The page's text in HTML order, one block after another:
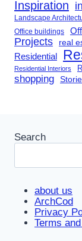
Inspiration
Landscape
Office buildings
Projects real
Residential
Residential Interiors
shopping
Search
about us
ArchCod
Privacy
Terms